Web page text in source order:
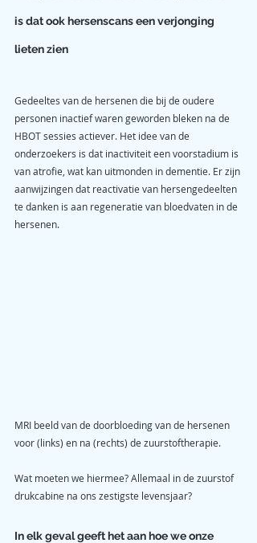
is dat ook hersenscans een verjonging
lieten zien
Gedeeltes van de hersenen die bij de oudere
personen inactief waren geworden bleken na de
HBOT sessies actiever. Het idee van de
onderzoekers is dat inactiviteit een voorstadium is
van atrofie, wat kan uitmonden in dementie. Er zijn
aanwijzingen dat reactivatie van hersengedeelten
te danken is aan regeneratie van bloedvaten in de
hersenen.
MRI beeld van de doorbloeding van de hersenen
voor (links) en na (rechts) de zuurstoftherapie.
Wat moeten we hiermee? Allemaal in de zuurstof
drukcabine na ons zestigste levensjaar?
In elk geval geeft het aan hoe we onze